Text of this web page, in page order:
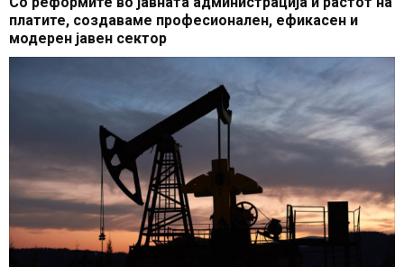
платите, создаваме професионален, ефикасен и
модерен јавен сектор